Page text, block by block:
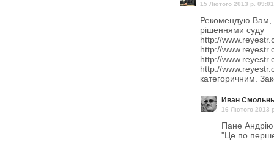
15 Лютого 2013 p. 09:01
Рекомендую Вам,
рішеннями суду
http://
http://
http://
http://
категоричним.
Иван
16 Лютого 2013
Пане
"Це по